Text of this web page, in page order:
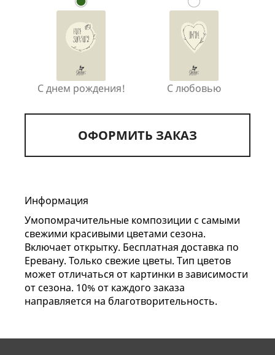
С днем рождения! С любовью
ОФОРМИТЬ ЗАКАЗ
Информация
Умопомрачительные композиции с самыми
свежими красивыми цветами сезона.
Включает открытку. Бесплатная доставка по
Еревану. Только свежие цветы. Тип цветов
может отличаться от картинки в зависимости
от сезона. 10% от каждого заказа
направляется на благотворительность.